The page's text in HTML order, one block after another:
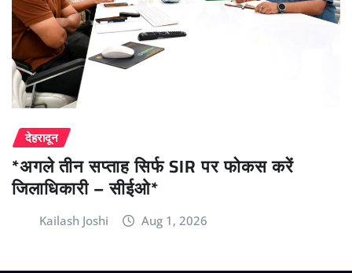
देहरादून
*अगले तीन सप्ताह सिर्फ SIR पर फोकस करें
जिलाधिकारी – सीईओ*
Kailash Joshi Aug 1, 2026